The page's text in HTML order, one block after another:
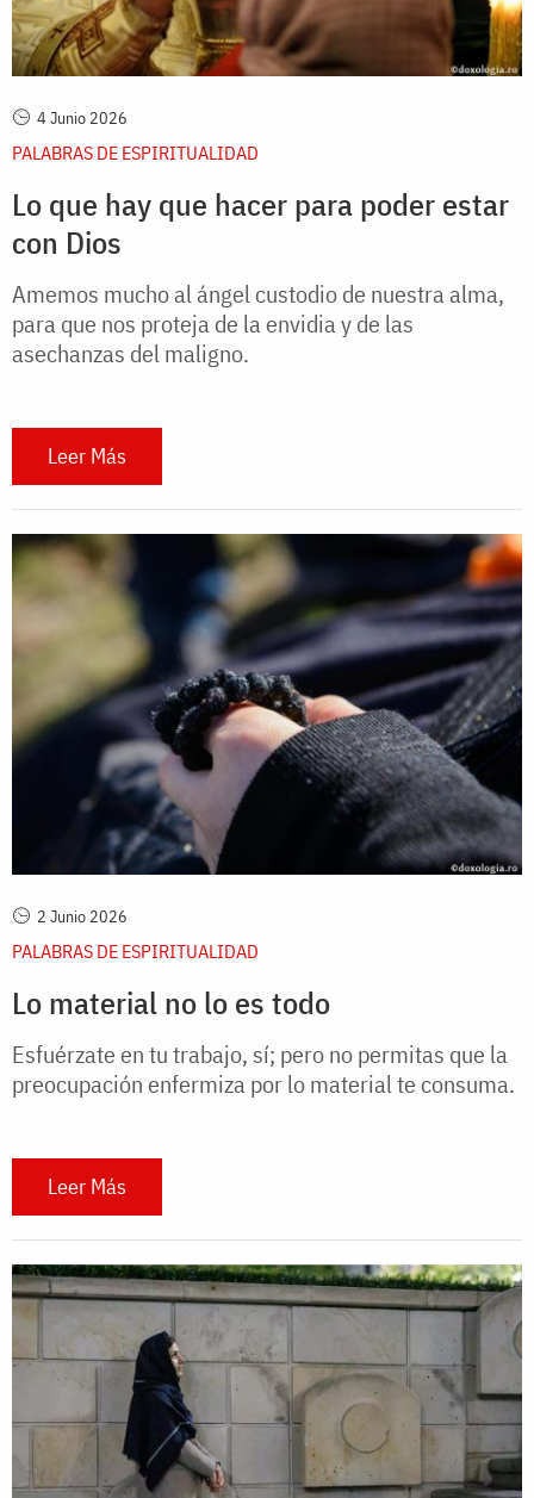
4 Junio 2026
PALABRAS DE ESPIRITUALIDAD
Lo que hay que hacer para poder estar
con Dios
Amemos mucho al ángel custodio de nuestra alma,
para que nos proteja de la envidia y de las
asechanzas del maligno.
Leer Más
2 Junio 2026
PALABRAS DE ESPIRITUALIDAD
Lo material no lo es todo
Esfuérzate en tu trabajo, sí; pero no permitas que la
preocupación enfermiza por lo material te consuma.
Leer Más